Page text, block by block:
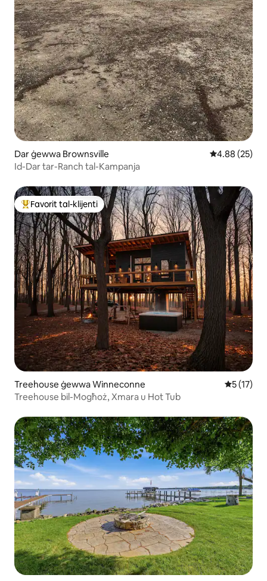
Dar ġewwa Brownsville Rating medju
4.88 (25)
Id-Dar tar-Ranch tal-Kampanja
Wieħed mill-aqwa favoriti tal-klijenti
Favorit tal-klijenti
Treehouse ġewwa Winneconne Rating
5 (17)
Treehouse bil-Mogħoż, Xmara u Hot Tub